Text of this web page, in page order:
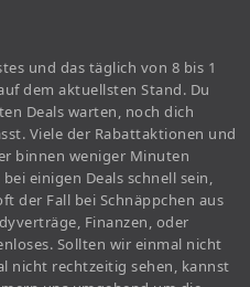
und das täglich von 8 bis 1
dem aktuellsten Stand. Du
Deals warten, noch dich
Viele der Rabattaktionen und
binnen weniger Minuten
einigen Deals schnell sein,
der Fall bei Schnäppchen aus
Finanzen, oder
Sollten wir einmal nicht
nicht rechtzeitig sehen, kannst